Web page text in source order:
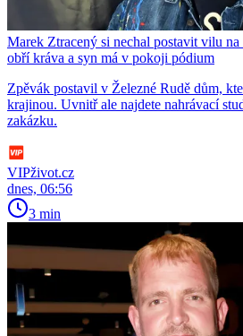
Marek Ztracený si nechal postavit vilu
obří kráva a syn má v pokoji pódium
Zpěvák postavil v Železné Rudě dům,
krajinou. Uvnitř ale najdete nahrávací
zakázku.
VIPživot.cz
dnes, 06:56
3 min